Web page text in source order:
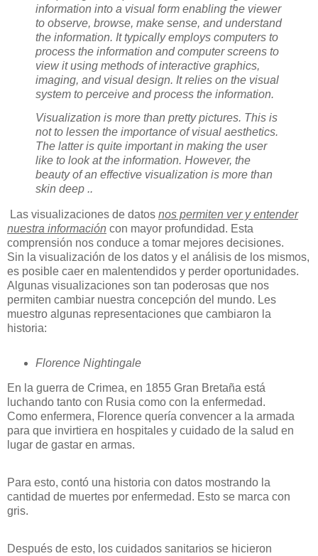
information into a visual form enabling the viewer
to observe, browse, make sense, and understand
the information. It typically employs computers to
process the information and computer screens to
view it using methods of interactive graphics,
imaging, and visual design. It relies on the visual
system to perceive and process the information.
Visualization is more than pretty pictures. This is
not to lessen the importance of visual aesthetics.
The latter is quite important in making the user
like to look at the information. However, the
beauty of an effective visualization is more than
skin deep ..
Las visualizaciones de datos nos permiten ver y entender
nuestra información con mayor profundidad. Esta
comprensión nos conduce a tomar mejores decisiones.
Sin la visualización de los datos y el análisis de los mismos,
es posible caer en malentendidos y perder oportunidades.
Algunas visualizaciones son tan poderosas que nos
permiten cambiar nuestra concepción del mundo. Les
muestro algunas representaciones que cambiaron la
historia:
Florence Nightingale
En la guerra de Crimea, en 1855 Gran Bretaña está
luchando tanto con Rusia como con la enfermedad.
Como enfermera, Florence quería convencer a la armada
para que invirtiera en hospitales y cuidado de la salud en
lugar de gastar en armas.
Para esto, contó una historia con datos mostrando la
cantidad de muertes por enfermedad. Esto se marca con
gris.
Después de esto, los cuidados sanitarios se hicieron